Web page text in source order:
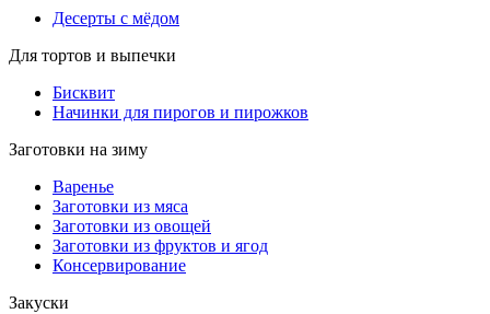
Десерты с мёдом
Для тортов и выпечки
Бисквит
Начинки для пирогов и пирожков
Заготовки на зиму
Варенье
Заготовки из мяса
Заготовки из овощей
Заготовки из фруктов и ягод
Консервирование
Закуски